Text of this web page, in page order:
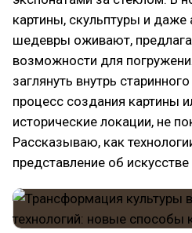
картины, скульптуры и даже
шедевры оживают,
возможности для
заглянуть внутрь
процесс создания картины
исторические локации, не
Рассказываю, как
представление об искусстве